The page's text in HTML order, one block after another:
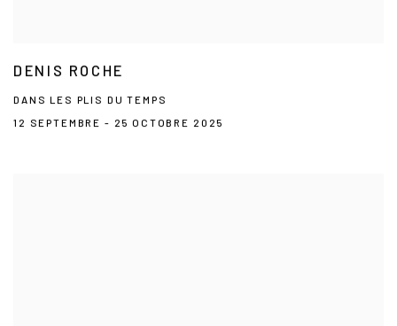
DENIS ROCHE
DANS LES PLIS DU TEMPS
12 SEPTEMBRE - 25 OCTOBRE 2025